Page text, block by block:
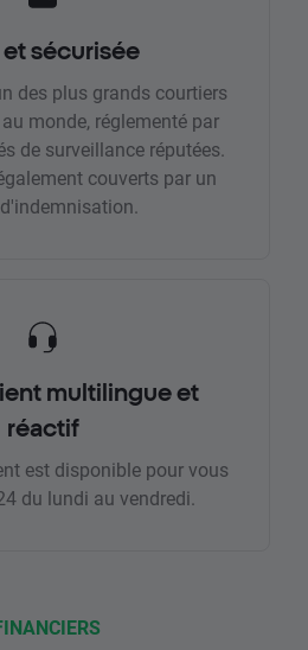
et sécurisée
des plus grands courtiers
monde, réglementé par
de surveillance réputées.
couverts par un
multilingue et
réactif
est disponible pour vous
du lundi au vendredi.